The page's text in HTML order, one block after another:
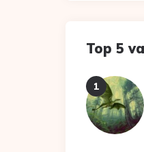
Top 5